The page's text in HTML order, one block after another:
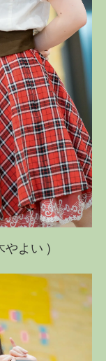
やよい )